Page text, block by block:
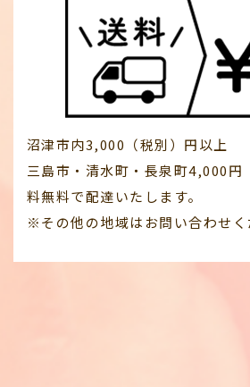
沼津市内3,000（税別）円以上
三島市・清水町・長泉町4,000円
料無料で配達いたします。
※その他の地域はお問い合わせく